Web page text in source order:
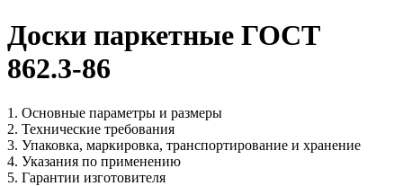
Доски паркетные ГОСТ
862.3-86
1. Основные параметры и размеры
2. Технические требования
3. Упаковка, маркировка, транспортирование и хранение
4. Указания по применению
5. Гарантии изготовителя